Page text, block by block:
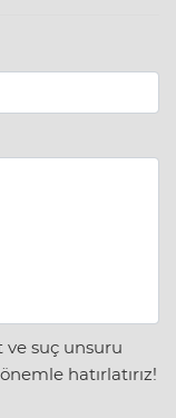
suç unsuru
hatırlatırız!